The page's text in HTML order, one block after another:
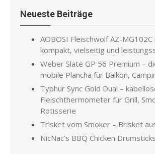
Neueste Beiträge
AOBOSI Fleischwolf AZ-
kompakt, vielseitig und
Weber Slate GP 56 Premium –
mobile Plancha für Balkon,
Typhur Sync Gold Dual –
Fleischthermometer für Grill,
Rotisserie
Trisket vom Smoker – Brisket
NicNac’s BBQ Chicken